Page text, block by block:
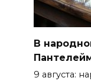
В
9 августа: